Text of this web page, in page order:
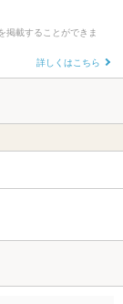
掲載することができま
詳しくはこちら